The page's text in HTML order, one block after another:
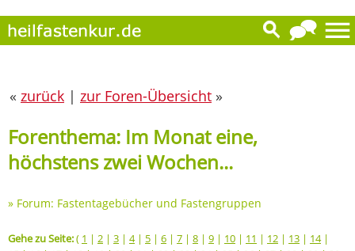
« zurück | zur Foren-Übersicht »
Forenthema: Im Monat eine,
höchstens zwei Wochen...
» Forum: Fastentagebücher und Fastengruppen
Gehe zu Seite:( 1 | 2 | 3 | 4| 5 | 6 | 7 | 8 | 9 | 10 | 11 | 12 | 13 | 14|